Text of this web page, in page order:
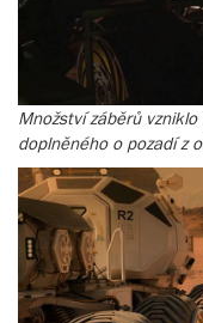
Množství záběrů
doplněného o pozadí z